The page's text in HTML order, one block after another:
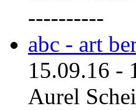
----------
abc - art
15.09.16 -
Aurel